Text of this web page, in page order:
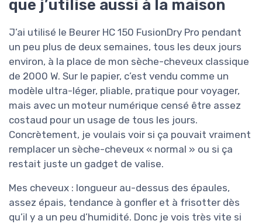
que j’utilise aussi à la maison
J’ai utilisé le Beurer HC 150 FusionDry Pro pendant
un peu plus de deux semaines, tous les deux jours
environ, à la place de mon sèche-cheveux classique
de 2000 W. Sur le papier, c’est vendu comme un
modèle ultra-léger, pliable, pratique pour voyager,
mais avec un moteur numérique censé être assez
costaud pour un usage de tous les jours.
Concrètement, je voulais voir si ça pouvait vraiment
remplacer un sèche-cheveux « normal » ou si ça
restait juste un gadget de valise.
Mes cheveux : longueur au-dessus des épaules,
assez épais, tendance à gonfler et à frisotter dès
qu’il y a un peu d’humidité. Donc je vois très vite si